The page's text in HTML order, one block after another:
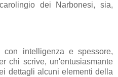
dei Narbonesi, sia,
intelligenza e spessore,
chi scrive, un'entusiasmante
dettagli alcuni elementi della